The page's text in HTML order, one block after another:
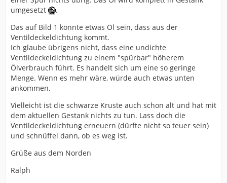
umgesetzt
.
Das auf Bild 1 könnte etwas Öl sein, dass aus der
Ventildeckeldichtung kommt.
Ich glaube übrigens nicht, dass eine undichte
Ventildeckeldichtung zu einem "spürbar" höherem
Ölverbrauch führt. Es handelt sich um eine so geringe
Menge. Wenn es mehr wäre, würde auch etwas unten
ankommen.
Vielleicht ist die schwarze Kruste auch schon alt und hat mit
dem aktuellen Gestank nichts zu tun. Lass doch die
Ventildeckeldichtung erneuern (dürfte nicht so teuer sein)
und schnüffel dann, ob es weg ist.
Grüße aus dem Norden
Ralph